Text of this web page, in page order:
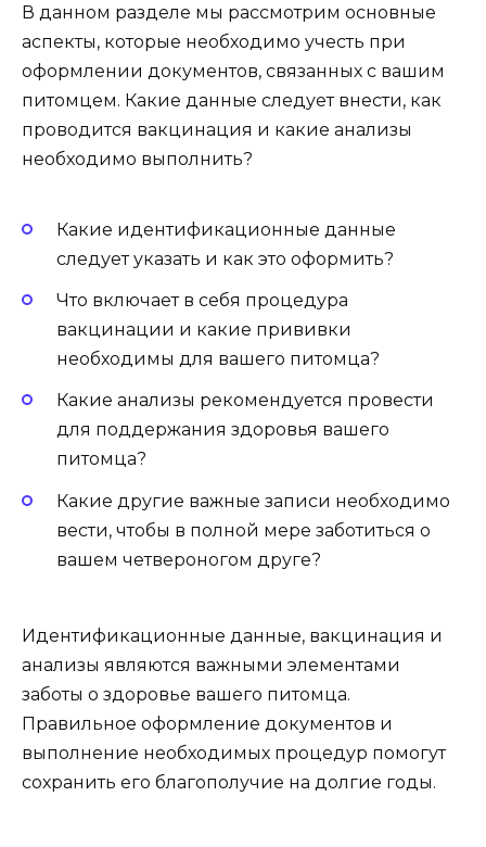
В данном разделе мы рассмотрим основные
аспекты, которые необходимо учесть при
оформлении документов, связанных с вашим
питомцем. Какие данные следует внести, как
проводится вакцинация и какие анализы
необходимо выполнить?
Какие идентификационные данные
следует указать и как это оформить?
Что включает в себя процедура
вакцинации и какие прививки
необходимы для вашего питомца?
Какие анализы рекомендуется провести
для поддержания здоровья вашего
питомца?
Какие другие важные записи необходимо
вести, чтобы в полной мере заботиться о
вашем четвероногом друге?
Идентификационные данные, вакцинация и
анализы являются важными элементами
заботы о здоровье вашего питомца.
Правильное оформление документов и
выполнение необходимых процедур помогут
сохранить его благополучие на долгие годы.